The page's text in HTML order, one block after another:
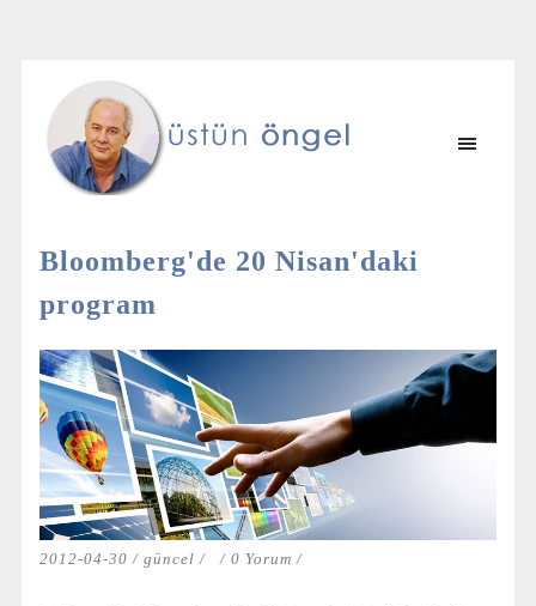
Bloomberg'de 20 Nisan'daki
program
2012-04-30 / güncel / / 0 Yorum/